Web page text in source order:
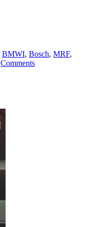
BMWI, Bosch, MRF,
Comments